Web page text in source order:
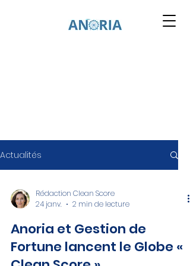
Actualités
Rédaction Clean Score
24 janv.
2 min de lecture
Anoria et Gestion de
Fortune lancent le Globe «